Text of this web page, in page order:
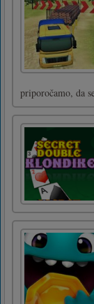
priporočamo, da